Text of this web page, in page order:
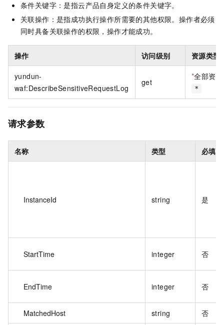
条件关键字：是指云产品自身定义的条件关键字。
关联操作：是指成功执行操作所需要的其他权限。操作者必须
同时具备关联操作的权限，操作才能成功。
操作 访问级别 资源类型
yundun-
waf:DescribeSensitiveRequestLog
get
*全部资源
*
请求参数
名称 类型 必填
InstanceId string 是
StartTime integer 否
EndTime integer 否
MatchedHost string 否